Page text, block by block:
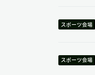
スポーツ会場
スポーツ会場